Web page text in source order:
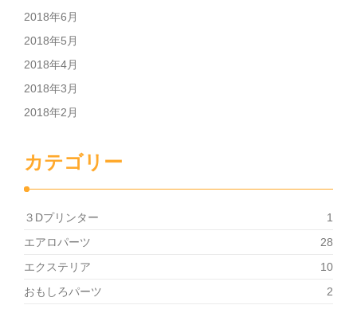
2018年6月
2018年5月
2018年4月
2018年3月
2018年2月
カテゴリー
３Dプリンター
1
エアロパーツ
28
エクステリア
10
おもしろパーツ
2